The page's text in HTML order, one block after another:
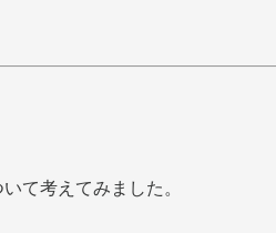
て考えてみました。